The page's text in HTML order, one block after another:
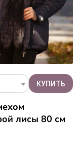
лисы 80 см